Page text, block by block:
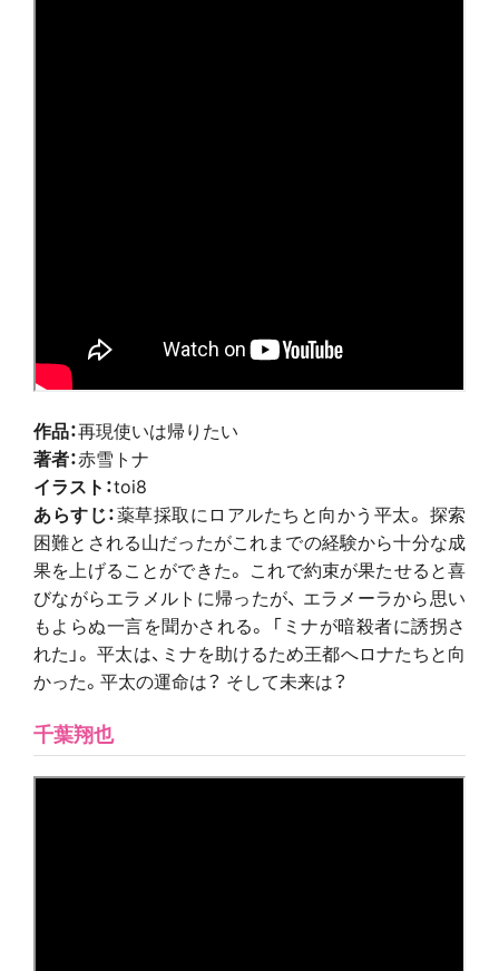
作品：再現使いは帰りたい
著者：赤雪トナ
イラスト：toi8
あらすじ：薬草採取にロアルたちと向かう平太。 探索
困難とされる山だったがこれまでの経験から十分な成
果を上げることができた。 これで約束が果たせると喜
びながらエラメルトに帰ったが、 エラメーラから思い
もよらぬ一言を聞かされる。 「ミナが暗殺者に誘拐さ
れた」。 平太は、ミナを助けるため王都へロナたちと向
かった。平太の運命は？ そして未来は？
千葉翔也